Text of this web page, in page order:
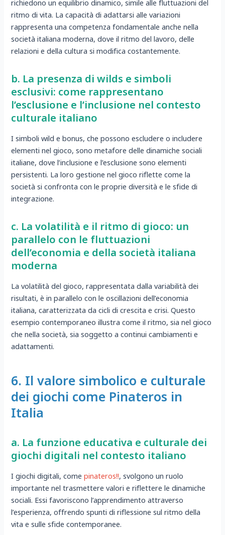
richiedono un equilibrio dinamico, simile alle fluttuazioni del
ritmo di vita. La capacità di adattarsi alle variazioni
rappresenta una competenza fondamentale anche nella
società italiana moderna, dove il ritmo del lavoro, delle
relazioni e della cultura si modifica costantemente.
b. La presenza di wilds e simboli
esclusivi: come rappresentano
l’esclusione e l’inclusione nel contesto
culturale italiano
I simboli wild e bonus, che possono escludere o includere
elementi nel gioco, sono metafore delle dinamiche sociali
italiane, dove l’inclusione e l’esclusione sono elementi
persistenti. La loro gestione nel gioco riflette come la
società si confronta con le proprie diversità e le sfide di
integrazione.
c. La volatilità e il ritmo di gioco: un
parallelo con le fluttuazioni
dell’economia e della società italiana
moderna
La volatilità del gioco, rappresentata dalla variabilità dei
risultati, è in parallelo con le oscillazioni dell’economia
italiana, caratterizzata da cicli di crescita e crisi. Questo
esempio contemporaneo illustra come il ritmo, sia nel gioco
che nella società, sia soggetto a continui cambiamenti e
adattamenti.
6. Il valore simbolico e culturale
dei giochi come Pinateros in
Italia
a. La funzione educativa e culturale dei
giochi digitali nel contesto italiano
I giochi digitali, comepinateros!!, svolgono un ruolo
importante nel trasmettere valori e riflettere le dinamiche
sociali. Essi favoriscono l’apprendimento attraverso
l’esperienza, offrendo spunti di riflessione sul ritmo della
vita e sulle sfide contemporanee.